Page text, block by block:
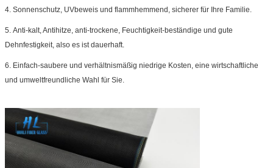
4. Sonnenschutz, UVbeweis und flammhemmend, sicherer für Ihre Familie.
5. Anti-kalt, Antihitze, anti-trockene, Feuchtigkeit-beständige und gute
Dehnfestigkeit, also es ist dauerhaft.
6. Einfach-saubere und verhältnismäßig niedrige Kosten, eine wirtschaftliche
und umweltfreundliche Wahl für Sie.